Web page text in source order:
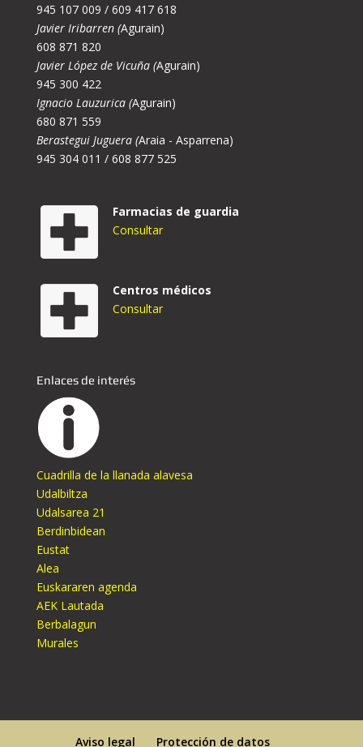
945 107 009 / 609 417 618
Javier Iribarren (Agurain)
608 871 820
Javier López de Vicuña (Agurain)
945 300 422
Ignacio Lauzurica (Agurain)
680 871 559
Berastegui Juguera (Araia - Asparrena)
945 304 011 / 608 877 525
Farmacias de guardia
Consultar
Centros médicos
Consultar
Enlaces de interés
Cuadrilla de la llanada alavesa
Udalbiltza
Udalsarea 21
Berdinbidean
Eustat
Alea
Euskararen agenda
AEK Lautada
Berbalagun
Murales
Aviso legal Protección de datos